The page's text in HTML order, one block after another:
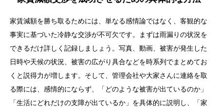
家賃減額を勝ち取るためには、単なる感情論ではなく、客観的な
事実に基づいた冷静な交渉が不可欠です。まずは雨漏りの状況を
できるだけ詳しく記録しましょう。写真、動画、被害が発生した
日時や天候の状況、被害の広がり具合などを時系列でまとめてお
くと説得力が増します。そして、管理会社や大家さんに連絡を取
る際には、感情的にならず、「どのような被害が出ているのか」
「生活にどれだけの支障が出ているか」を具体的に説明し、「家
雨漏りによる家賃減額は法律上認められている？
雨漏りによる家賃減額の相場はどのくらい？
管理会社・大家との交渉がうまくいかないときの対処
法